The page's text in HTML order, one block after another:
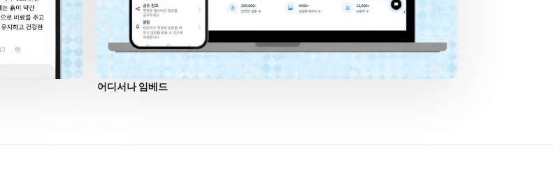
어디서나 임베드